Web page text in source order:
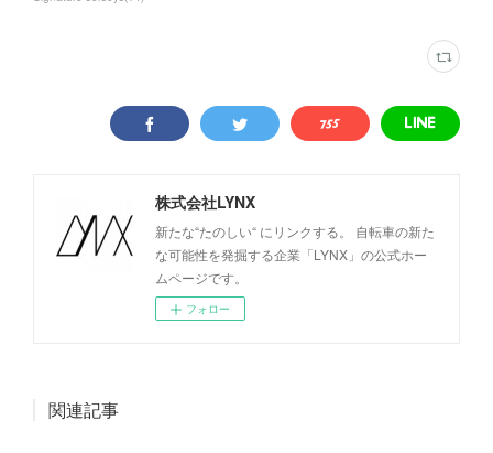
株式会社LYNX
新たな“たのしい“ にリンクする。 自転車の新た
な可能性を発掘する企業「LYNX」の公式ホー
ムページです。
フォロー
関連記事